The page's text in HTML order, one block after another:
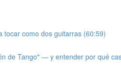
tocar como dos guitarras (60:59)
de Tango" — y entender por qué